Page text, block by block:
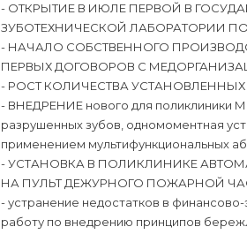
-️ ОТКРЫТИЕ В ИЮЛЕ ПЕРВОЙ В
ЗУБОТЕХНИЧЕСКОЙ ЛАБОРАТОРИИ
-️ НАЧАЛО СОБСТВЕННОГО
ПЕРВЫХ ДОГОВОРОВ С
-️ РОСТ КОЛИЧЕСТВА
- ВНЕДРЕНИЕ нового для
разрушенных зубов, одномоментная
применением мультифункциональных
- УСТАНОВКА В ПОЛИКЛИНИКЕ
НА ПУЛЬТ ДЕЖУРНОГО ПОЖАРНОЙ
- устранение недостатков в
работу по внедрению принципов